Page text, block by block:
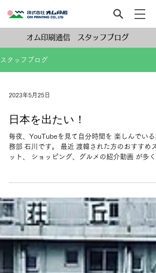
オム印刷通信 スタッフブログ
スタッフブログ
2023年5月25日
日本を出たい！
毎夜、YouTubeを見て自分時間を 楽しんでいる
務部 石川です。 最近 渡韓された方のおすすめス
ット、 ショッピング、グルメの紹介動画 が多く